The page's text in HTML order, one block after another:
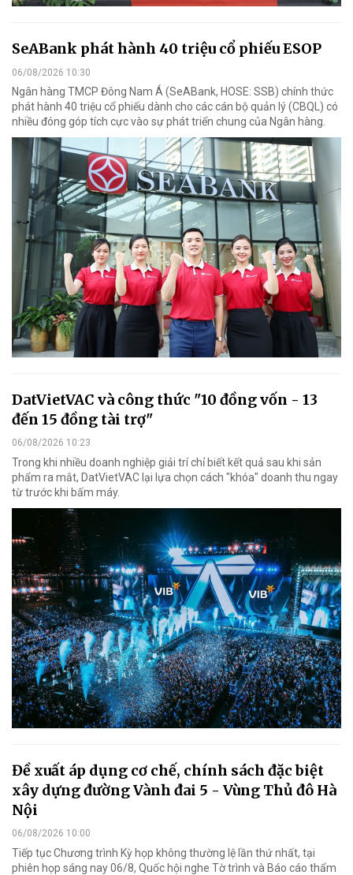
SeABank phát hành 40 triệu cổ phiếu ESOP
06/08/2026 10:30
Ngân hàng TMCP Đông Nam Á (SeABank, HOSE: SSB) chính thức
phát hành 40 triệu cổ phiếu dành cho các cán bộ quản lý (CBQL) có
nhiều đóng góp tích cực vào sự phát triển chung của Ngân hàng.
DatVietVAC và công thức "10 đồng vốn - 13
đến 15 đồng tài trợ"
06/08/2026 10:23
Trong khi nhiều doanh nghiệp giải trí chỉ biết kết quả sau khi sản
phẩm ra mắt, DatVietVAC lại lựa chọn cách "khóa" doanh thu ngay
từ trước khi bấm máy.
Đề xuất áp dụng cơ chế, chính sách đặc biệt
xây dựng đường Vành đai 5 - Vùng Thủ đô Hà
Nội
06/08/2026 10:00
Tiếp tục Chương trình Kỳ họp không thường lệ lần thứ nhất, tại
phiên họp sáng nay 06/8, Quốc hội nghe Tờ trình và Báo cáo thẩm